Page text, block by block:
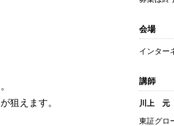
会場
インター
講師
川上 元
東証グロ
狙えます。